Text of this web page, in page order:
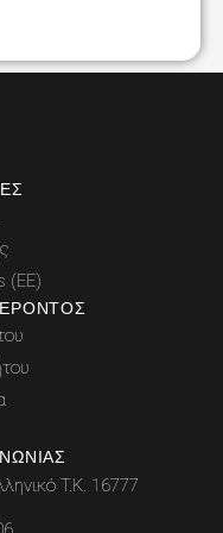
(ΕΕ)
Τ.Κ. 16777